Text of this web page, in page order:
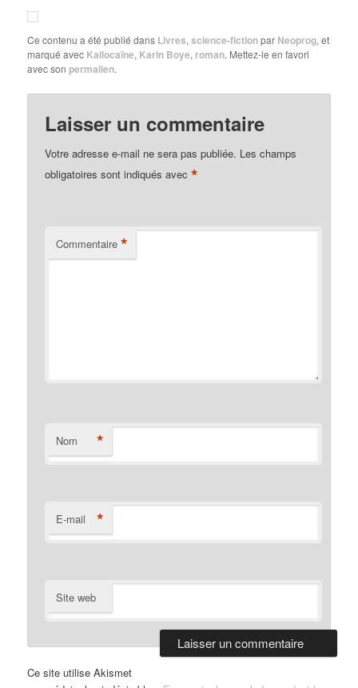
Ce contenu a été publié dans Livres,science-fictionpar Neoprog, et
marqué avec Kallocaïne, Karin Boye, roman. Mettez-le en favori
avec son permalien.
Laisser un commentaire
Votre adresse e-mail ne sera pas publiée. Les champs
obligatoires sont indiqués avec*
Commentaire *
Nom *
E-mail *
Site web
Ce site utilise Akismet